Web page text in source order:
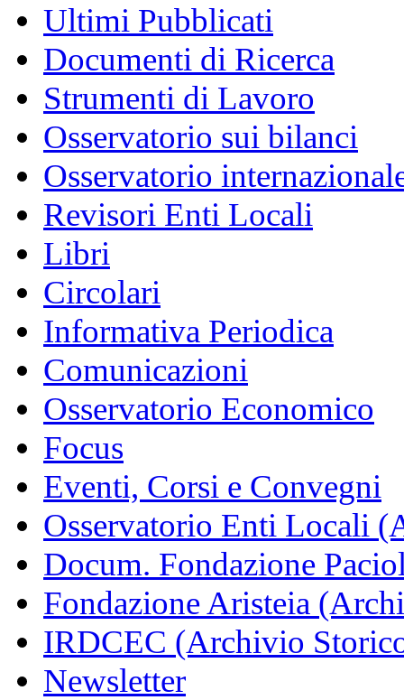
Ultimi Pubblicati
Documenti di Ricerca
Strumenti di Lavoro
Osservatorio sui bilanci
Osservatorio
Revisori Enti Locali
Libri
Circolari
Informativa Periodica
Comunicazioni
Osservatorio Economico
Focus
Eventi, Corsi e Convegni
Osservatorio Enti Locali
Docum. Fondazione
Fondazione Aristeia
IRDCEC (Archivio
Newsletter